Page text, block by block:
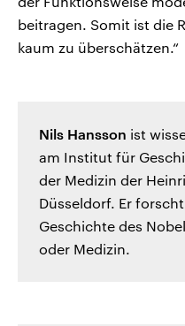
beitragen. Somit ist die
kaum zu überschätzen.“
Nils Hansson ist
am Institut für
der Medizin der
Düsseldorf. Er
Geschichte des
oder Medizin.